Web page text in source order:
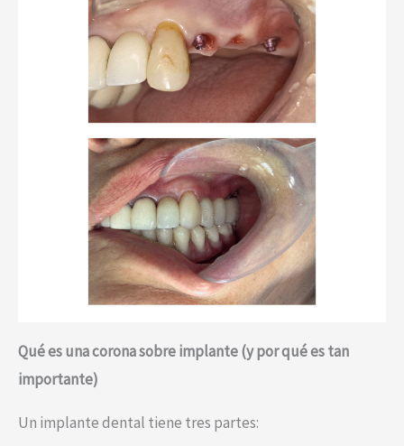
Qué es una corona sobre implante (y por qué es tan
importante)
Un implante dental tiene tres partes: